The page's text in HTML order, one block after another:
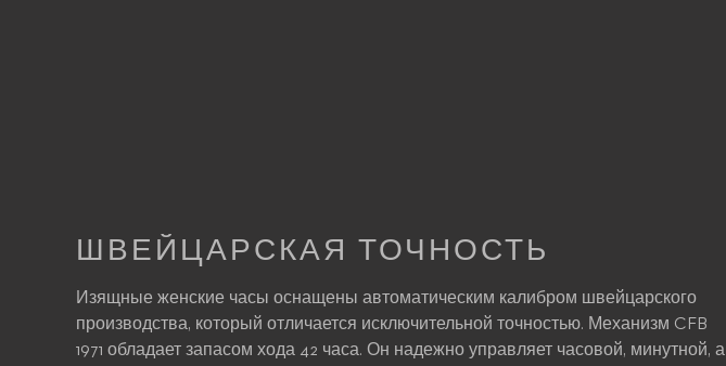
ШВЕЙЦАРСКАЯ ТОЧНОСТЬ
Изящные женские часы оснащены автоматическим калибром швейцарского
производства, который отличается исключительной точностью. Механизм CFB
1971 обладает запасом хода 42 часа. Он надежно управляет часовой, минутной, а